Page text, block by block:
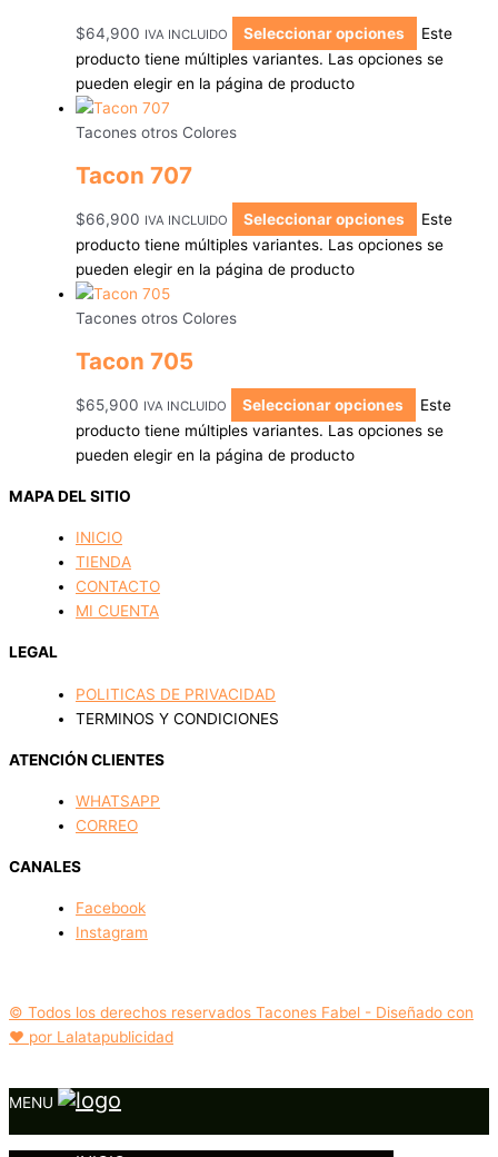
$64,900 IVA INCLUIDO Seleccionar opciones
Este
producto tiene múltiples variantes. Las opciones se
pueden elegir en la página de producto
Tacones otros Colores
Tacon 707
$66,900 IVA INCLUIDO Seleccionar opciones
Este
producto tiene múltiples variantes. Las opciones se
pueden elegir en la página de producto
Tacones otros Colores
Tacon 705
$65,900 IVA INCLUIDO Seleccionar opciones
Este
producto tiene múltiples variantes. Las opciones se
pueden elegir en la página de producto
MAPA DEL SITIO
INICIO
TIENDA
CONTACTO
MI CUENTA
LEGAL
POLITICAS DE PRIVACIDAD
TERMINOS Y CONDICIONES
ATENCIÓN CLIENTES
WHATSAPP
CORREO
CANALES
Facebook
Instagram
© Todos los derechos reservados Tacones Fabel - Diseñado con
❤️ por Lalatapublicidad
MENU